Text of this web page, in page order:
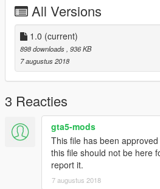
All Versions
1.0 (current)
898 downloads , 936 KB
7 augustus 2018
3 Reacties
gta5-mods
This file has been
this file should not be here
report it.
7 augustus 2018